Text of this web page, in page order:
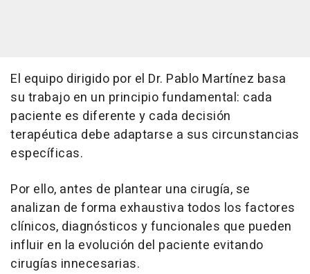
El equipo dirigido por el Dr. Pablo Martínez basa
su trabajo en un principio fundamental: cada
paciente es diferente y cada decisión
terapéutica debe adaptarse a sus circunstancias
específicas.
Por ello, antes de plantear una cirugía, se
analizan de forma exhaustiva todos los factores
clínicos, diagnósticos y funcionales que pueden
influir en la evolución del paciente evitando
cirugías innecesarias.